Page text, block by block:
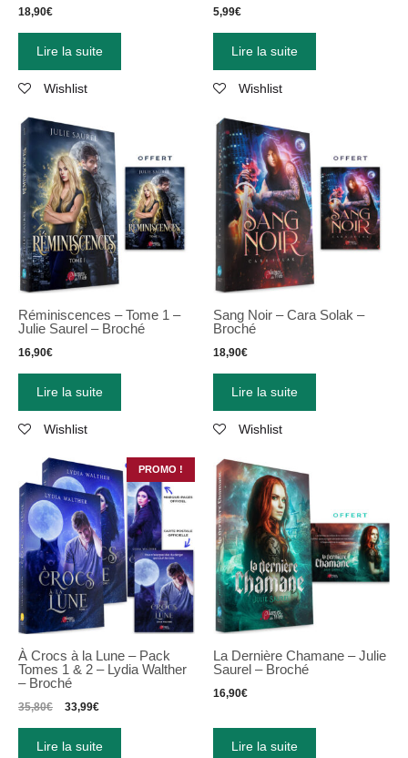
18,90€
Lire la suite
Wishlist
5,99€
Lire la suite
Wishlist
Réminiscences – Tome 1 –
Julie Saurel – Broché
16,90€
Lire la suite
Wishlist
Sang Noir – Cara Solak –
Broché
18,90€
Lire la suite
Wishlist
PROMO !
À Crocs à la Lune – Pack
Tomes 1 & 2 – Lydia Walther
– Broché
35,80€ 33,99€
Lire la suite
La Dernière Chamane – Julie
Saurel – Broché
16,90€
Lire la suite